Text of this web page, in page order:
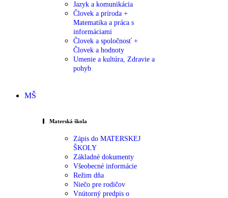
Jazyk a komunikácia
Človek a príroda +
Matematika a práca s
informáciami
Človek a spoločnosť +
Človek a hodnoty
Umenie a kultúra, Zdravie a
pohyb
MŠ
Materská škola
Zápis do MATERSKEJ
ŠKOLY
Základné dokumenty
Všeobecné informácie
Režim dňa
Niečo pre rodičov
Vnútorný predpis o